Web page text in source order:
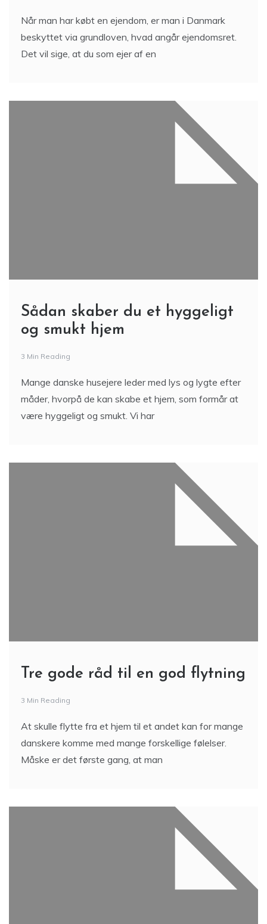
Når man har købt en ejendom, er man i Danmark
beskyttet via grundloven, hvad angår ejendomsret.
Det vil sige, at du som ejer af en
Sådan skaber du et hyggeligt
og smukt hjem
3 Min Reading
Mange danske husejere leder med lys og lygte efter
måder, hvorpå de kan skabe et hjem, som formår at
være hyggeligt og smukt. Vi har
Tre gode råd til en god flytning
3 Min Reading
At skulle flytte fra et hjem til et andet kan for mange
danskere komme med mange forskellige følelser.
Måske er det første gang, at man